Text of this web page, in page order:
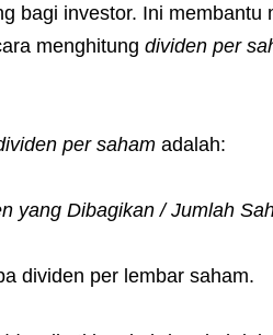
bagi investor. Ini membantu
menghitung dividen per
per sahamadalah:
yang Dibagikan / Jumlah
dividen per lembar saham.